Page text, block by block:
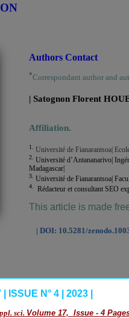
Authors Contact
*Correspondant author and
| Satognon Florent
Affiliation.
1. Université de Fianarantsoa|
2. Université d’Antananarivo|
Madagascar|
3. Université de Fianarantsoa|
4. Rédacteur et consultant SEO
This article is made
| DOI: 10.5281/
ISSUE N° 4 | 2023 |
sci. Volume 17, Issue - 4